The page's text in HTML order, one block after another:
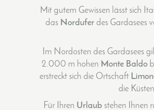
Mit gutem Gewissen lässt sich
das Nordufer des Gardasees
Im Nordosten des Gardasees
2.000 m hohen Monte Baldo
erstreckt sich die Ortschaft
die
Für Ihren Urlaub stehen Ihnen